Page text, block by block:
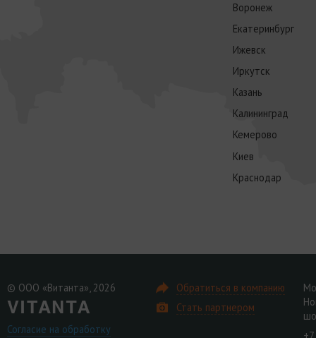
Воронеж
Екатеринбург
Ижевск
Иркутск
Казань
Калининград
Кемерово
Киев
Краснодар
© ООО «Витанта», 2026
Согласие на обработку
Обратиться в компанию
Стать партнером